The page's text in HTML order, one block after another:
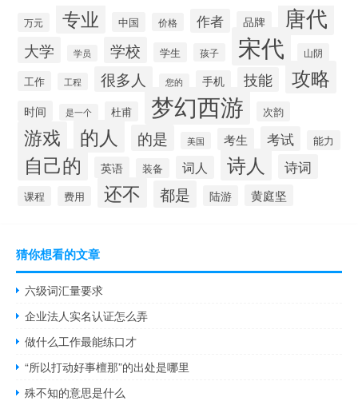
万元 专业 中国 价格 作者 品牌 唐代
大学 学员 学校 学生 孩子 宋代 山阴
工作 工程 很多人 您的 手机 技能 攻略
时间 是一个 杜甫 梦幻西游 次韵
游戏 的人 的是 美国 考生 考试 能力
自己的 英语 装备 词人 诗人 诗词
课程 费用 还不 都是 陆游 黄庭坚
猜你想看的文章
六级词汇量要求
企业法人实名认证怎么弄
做什么工作最能练口才
“所以打动好事檀那”的出处是哪里
殊不知的意思是什么